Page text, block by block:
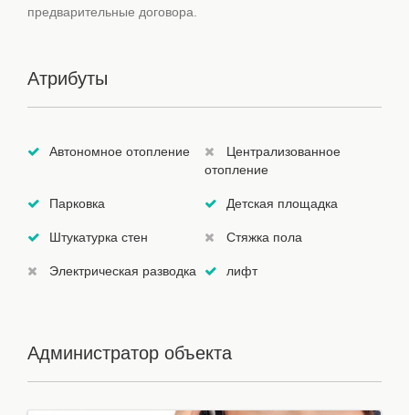
предварительные договора.
Атрибуты
Автономное отопление
Централизованное
отопление
Парковка Детская площадка
Штукатурка стен Стяжка пола
Электрическая разводка лифт
Администратор объекта